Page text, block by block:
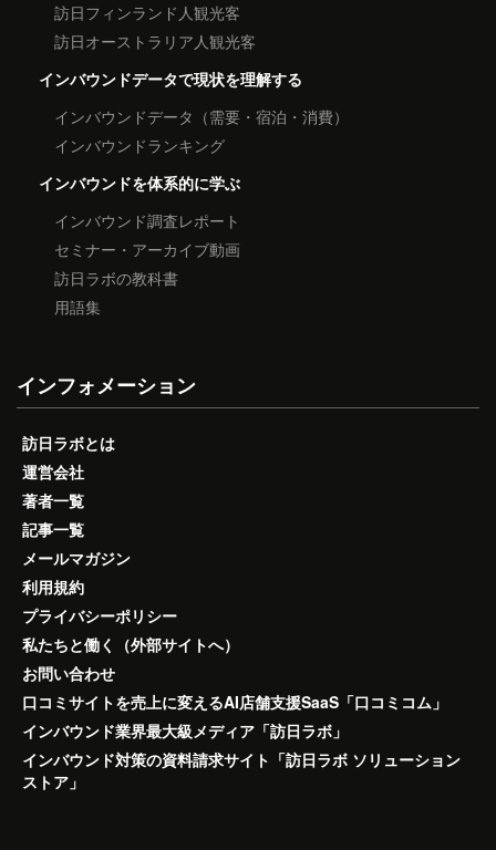
訪日フィンランド人観光客
訪日オーストラリア人観光客
インバウンドデータで現状を理解する
インバウンドデータ（需要・宿泊・消費）
インバウンドランキング
インバウンドを体系的に学ぶ
インバウンド調査レポート
セミナー・アーカイブ動画
訪日ラボの教科書
用語集
インフォメーション
訪日ラボとは
運営会社
著者一覧
記事一覧
メールマガジン
利用規約
プライバシーポリシー
私たちと働く（外部サイトへ）
お問い合わせ
口コミサイトを売上に変えるAI店舗支援SaaS「口コミコム」
インバウンド業界最大級メディア「訪日ラボ」
インバウンド対策の資料請求サイト「訪日ラボ ソリューション
ストア」